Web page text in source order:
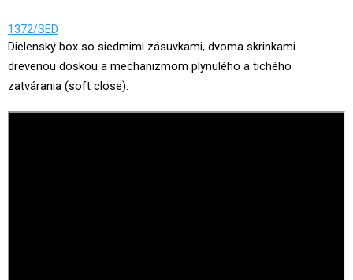
1372/SED
Dielenský box so siedmimi zásuvkami, dvoma skrinkami.
drevenou doskou a mechanizmom plynulého a tichého
zatvárania (soft close).